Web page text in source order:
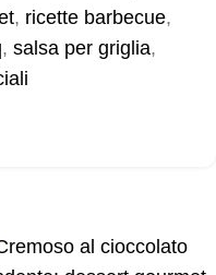
, ricette barbecue,
, salsa per griglia,